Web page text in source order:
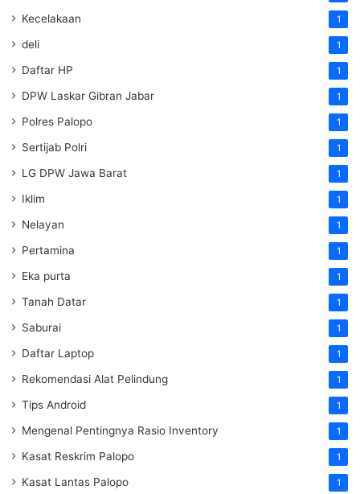
Kecelakaan 1
deli 1
Daftar HP 1
DPW Laskar Gibran Jabar 1
Polres Palopo 1
Sertijab Polri 1
LG DPW Jawa Barat 1
Iklim 1
Nelayan 1
Pertamina 1
Eka purta 1
Tanah Datar 1
Saburai 1
Daftar Laptop 1
Rekomendasi Alat Pelindung 1
Tips Android 1
Mengenal Pentingnya Rasio Inventory 1
Kasat Reskrim Palopo 1
Kasat Lantas Palopo 1